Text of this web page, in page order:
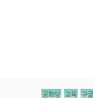
공화당 교육 구글